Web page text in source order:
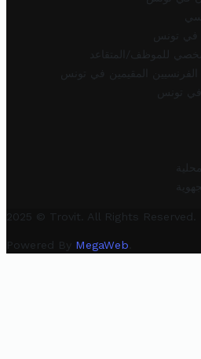
في تونس
للموظف/المتقاعد
المقيمين في تونس
في تونس
2025 © Trovit. All Rights Reserved.
Powered By MegaWeb